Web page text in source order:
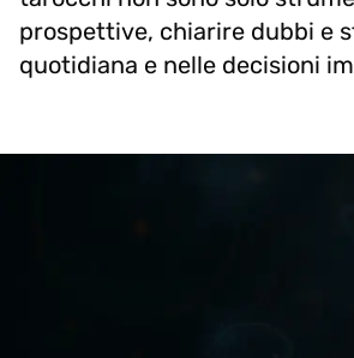
prospettive, chiarire dubbi e
quotidiana e nelle decisioni